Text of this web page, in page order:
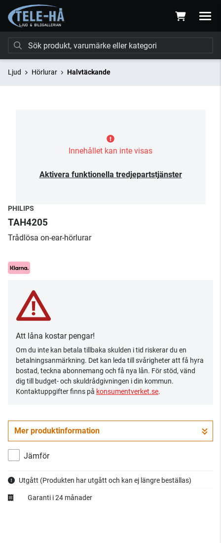
Ljud Hörlurar Halvtäckande
Innehållet kan inte visas
Aktivera funktionella tredjepartstjänster
PHILIPS
TAH4205
Trådlösa on-ear-hörlurar
Att låna kostar pengar!
Om du inte kan betala tillbaka skulden i tid riskerar du en
betalningsanmärkning. Det kan leda till svårigheter att få hyra
bostad, teckna abonnemang och få nya lån. För stöd, vänd
dig till budget- och skuldrådgivningen i din kommun.
Kontaktuppgifter finns på konsumentverket.se.
Mer produktinformation
Jämför
Utgått (Produkten har utgått och kan ej längre beställas)
Garanti i 24 månader